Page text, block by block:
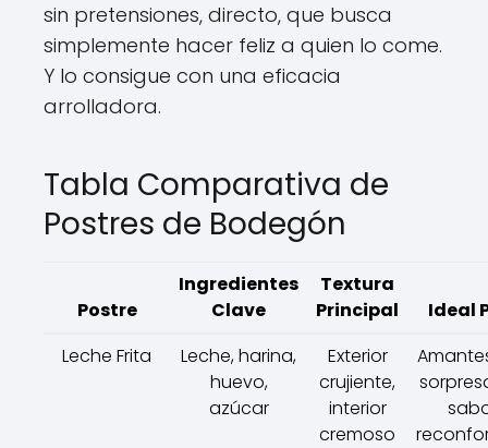
sin pretensiones, directo, que busca
simplemente hacer feliz a quien lo come.
Y lo consigue con una eficacia
arrolladora.
Tabla Comparativa de
Postres de Bodegón
Postre
Ingredientes
Clave
Textura
Principal
Ideal
Leche Frita
Leche, harina,
huevo,
azúcar
Exterior
crujiente,
interior
cremoso